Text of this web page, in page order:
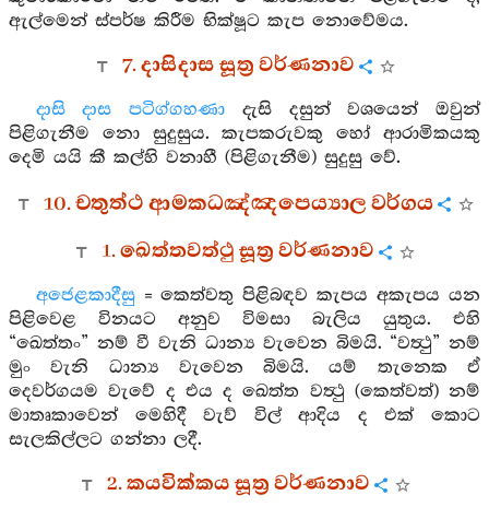
ඇල්මෙන් ස්පර්ෂ කිරීම භික්ෂූට කැප නොවේමය.
7. දාසිදාස සූත්‍ර වර්ණනාව
දාසි දාස පටිග්ගහණා දැසි දසුන් වශයෙන් ඔවුන්
පිළිගැනීම නො සුදුසුය. කැපකරුවකු හෝ ආරාමිකයකු
දෙමි යයි කී කල්හි වනාහී (පිළිගැනීම) සුදුසු වේ.
10. චතුත්ථ ආමකධඤ්ඤපෙය්‍යාල වර්ගය
1. ඛෙත්තවත්ථු සූත්‍ර වර්ණනාව
අජෙළකාදීසු= කෙත්වතු පිළිබඳව කැපය අකැපය යන
පිළිවෙළ විනයට අනුව විමසා බැලිය යුතුය. එහි
“ඛෙත්තං” නම් වී වැනි ධාන්‍ය වැවෙන බිමයි. “වත්‍ථු” නම්
මුං වැනි ධාන්‍ය වැවෙන බිමයි. යම් තැනෙක ඒ
දෙවර්ගයම වැවේ ද එය ද ඛෙත්ත වත්‍ථු (කෙත්වත්) නම්
මාතෘකාවෙන් මෙහිදී වැව් විල් ආදිය ද එක් කොට
සැලකිල්ලට ගන්නා ලදී.
2. කයවික්කය සූත්‍ර වර්ණනාව